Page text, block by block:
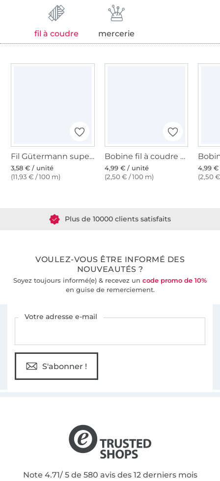
fil à coudre mercerie
Fil Gütermann super résistant 30m polyester, (800) blanc
3,58 € / unité
(11,93 € / 100 m)
Bobine fil à coudre Gütermann 200m polyester, (800) blanc
4,99 € / unité
(2,50 € / 100 m)
4,99
(2,50
Plus de 10000 clients satisfaits
VOULEZ-VOUS ÊTRE INFORMÉ DES
NOUVEAUTÉS ?
Soyez toujours informé(e) & recevez un code promo de 10%
en guise de remerciement.
Votre adresse e-mail
S'abonner !
Note 4.71/ 5 de 580 avis des 12 derniers mois